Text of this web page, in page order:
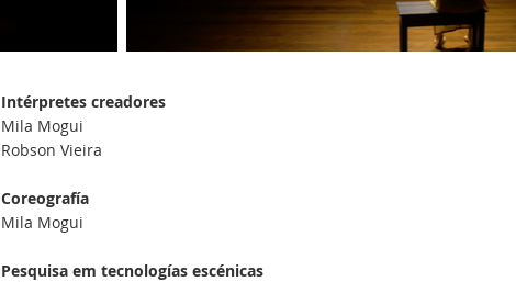
Intérpretes creadores
Mila Mogui
Robson Vieira
Coreografía
Mila Mogui
Pesquisa em tecnologías escénicas